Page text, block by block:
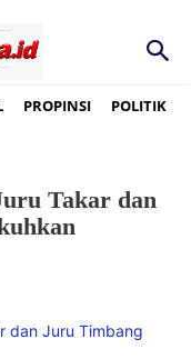
PROPINSI POLITIK
Takar dan